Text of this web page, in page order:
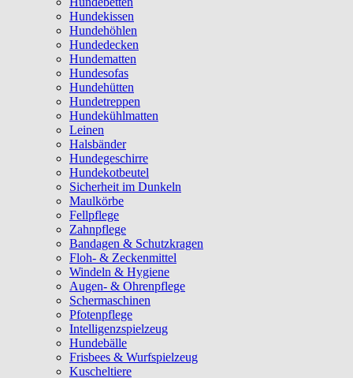
Hundekissen
Hundehöhlen
Hundedecken
Hundematten
Hundesofas
Hundehütten
Hundetreppen
Hundekühlmatten
Leinen
Halsbänder
Hundegeschirre
Hundekotbeutel
Sicherheit im Dunkeln
Maulkörbe
Fellpflege
Zahnpflege
Bandagen & Schutzkragen
Floh- & Zeckenmittel
Windeln & Hygiene
Augen- & Ohrenpflege
Schermaschinen
Pfotenpflege
Intelligenzspielzeug
Hundebälle
Frisbees & Wurfspielzeug
Kuscheltiere